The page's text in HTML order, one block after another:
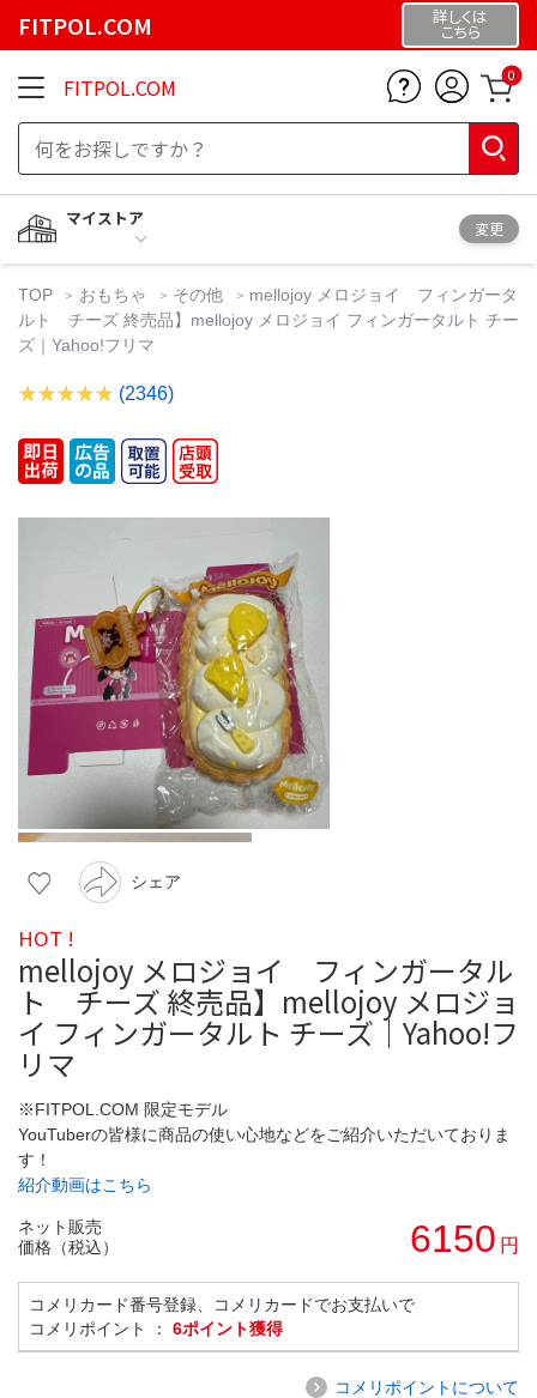
FITPOL.COM 詳しくは
こちら
FITPOL.COM 0
マイストア
変更
TOP おもちゃ その他
mellojoy メロジョイ フィンガータ
ルト チーズ 終売品】mellojoy メロジョイ フィンガータルト チー
ズ｜Yahoo!フリマ
(2346)
シェア
HOT !
mellojoy メロジョイ フィンガータル
ト チーズ 終売品】mellojoy メロジョ
イ フィンガータルト チーズ｜Yahoo!フ
リマ
※FITPOL.COM 限定モデル
YouTuberの皆様に商品の使い心地などをご紹介いただいておりま
す！
紹介動画はこちら
ネット販売
価格（税込）
6150 円
コメリカード番号登録、コメリカードでお支払いで
コメリポイント ： 6ポイント獲得
コメリポイントについて